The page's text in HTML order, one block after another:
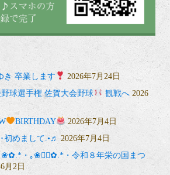
き 卒業します
2026年7月24日
球選手権 佐賀大会野球
観戦へ 2026
BIRTHDAY
2026年7月4日
初めまして.•♬ 2026年7月4日
❀✿.*・｡❀❁⃘✿.*・令和８年栄の国まつ
月2日